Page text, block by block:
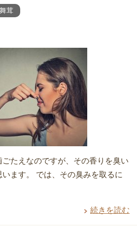
舞茸
たえなのですが、その香りを臭い
ます。 では、その臭みを取るに
続きを読む